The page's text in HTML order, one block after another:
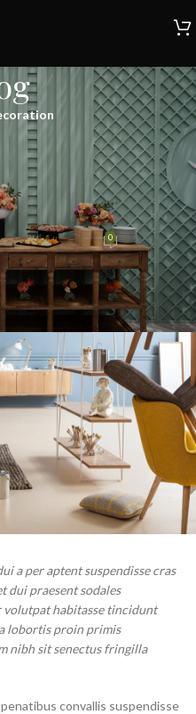
modern
Sur août 27, 2021 0
a per aptent suspendisse cras
dui praesent sodales
volutpat habitasse tincidunt
lobortis proin primis
nibh sit senectus fringilla
penatibus convallis suspendisse